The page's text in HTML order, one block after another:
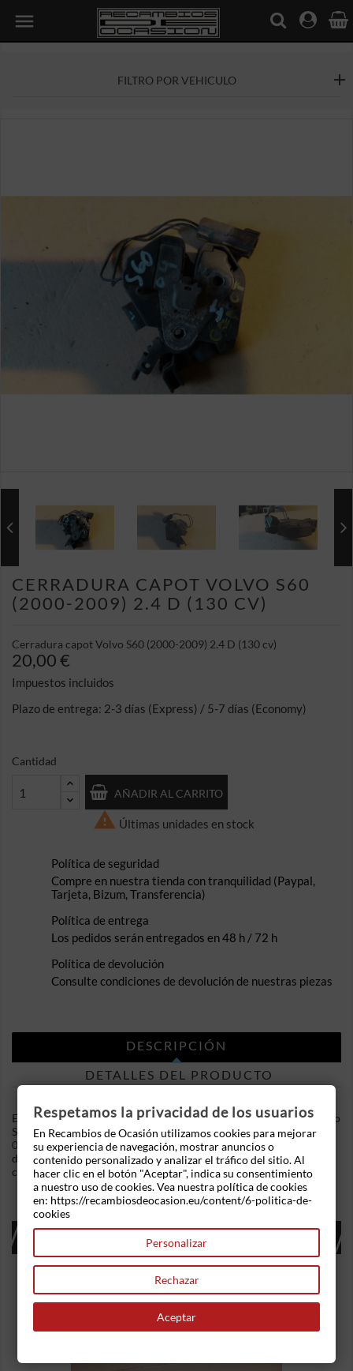

FILTRO POR VEHICULO
CERRADURA CAPOT VOLVO S60
(2000-2009) 2.4 D (130 CV)
Cerradura capot Volvo S60 (2000-2009) 2.4 D (130 cv)
20,00 €
Impuestos incluidos
Plazo de entrega: 2-3 días (Express) / 5-7 días (Economy)
Cantidad
AÑADIR AL CARRITO
 Últimas unidades en stock
Política de seguridad
Compre en nuestra tienda con tranquilidad (Paypal,
Tarjeta, Bizum, Transferencia)
Política de entrega
Los pedidos serán entregados en 48 h / 72 h
Política de devolución
Consulte condiciones de devolución de nuestras piezas
DESCRIPCIÓN
DETALLES DEL PRODUCTO
En Recambios de Ocasion disponemos de Cerradura capot Volvo
S60 (2000-2009) 2.4 D (130 cv) .Referencia Interna:
02110831494991. Cerradura de capot izquierda. Ademas,
disponemos de mas recambios, si tiene cualquier duda
consultenos.
16 OTROS PRODUCTOS EN LA MISMA
CATEGORÍA:
Respetamos la privacidad de los usuarios
En Recambios de Ocasión utilizamos cookies para mejorar
su experiencia de navegación, mostrar anuncios o
contenido personalizado y analizar el tráfico del sitio. Al
hacer clic en el botón "Aceptar", indica su consentimiento
a nuestro uso de cookies. Vea nuestra política de cookies
en: https://recambiosdeocasion.eu/content/6-politica-de-
cookies
Personalizar
Rechazar
Aceptar